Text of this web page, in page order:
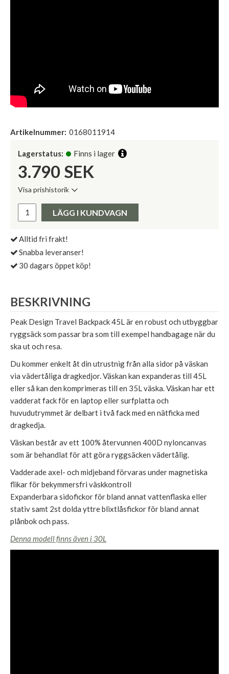
Artikelnummer: 0168011914
Lagerstatus: Finns i lager
3.790 SEK
Visa prishistorik
Pris:
LÄGG I KUNDVAGN
Alltid fri frakt!
Snabba leveranser!
30 dagars öppet köp!
BESKRIVNING
Peak Design Travel Backpack 45L är en robust och utbyggbar
ryggsäck som passar bra som till exempel handbagage när du
ska ut och resa.
Du kommer enkelt åt din utrustnig från alla sidor på väskan
via vädertåliga dragkedjor. Väskan kan expanderas till 45L
eller så kan den komprimeras till en 35L väska. Väskan har ett
vadderat fack för en laptop eller surfplatta och
huvudutrymmet är delbart i två fack med en nätficka med
dragkedja.
Väskan består av ett 100% återvunnen 400D nyloncanvas
som är behandlat för att göra ryggsäcken vädertålig.
Vadderade axel- och midjeband förvaras under magnetiska
flikar för bekymmersfri väskkontroll
Expanderbara sidofickor för bland annat vattenflaska eller
stativ samt 2st dolda yttre blixtlåsfickor för bland annat
plånbok och pass.
Denna modell finns även i 30L